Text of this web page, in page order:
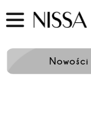
Nowości